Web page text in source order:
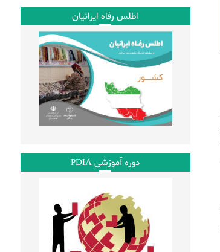
اطلس رفاه ایرانیان
دوره آموزشی PDIA